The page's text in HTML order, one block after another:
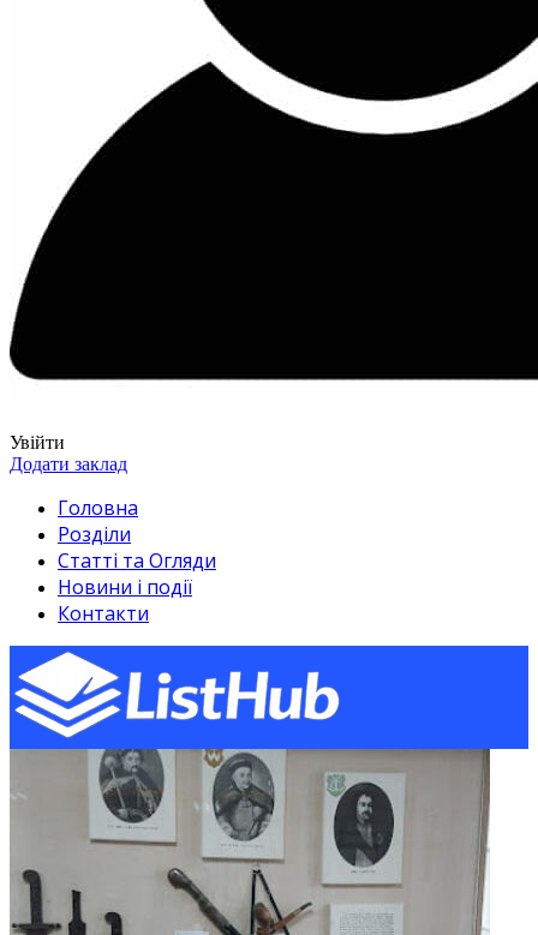
Увійти
Додати заклад
Головна
Розділи
Статті та Огляди
Новини і події
Контакти